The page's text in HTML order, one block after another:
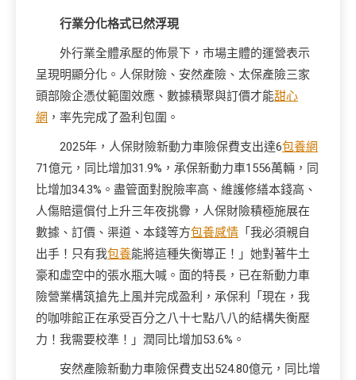
行業分化格式已然浮現
外行業全體承壓的佈景下，市場主體的運營表示
呈現明顯分化。人保財險、安然產險、太保產險三家
頭部險企憑仗範圍效應、數據積聚與訂價才能甜心
網 ，率先完成了盈利包圍。
2025年，人保財險新動力車險保費支出達6包養網
71億元，同比增加31.9%，承保新動力車1556萬輛，同
比增加34.3%。盡管面對脫險率高、維護修繕本錢高、
人傷賠還償付上升三年夜挑釁，人保財險積極施展在
數據、訂價、渠道、本錢等方包養感情 「我必須親自
出手！只有我包養能將這種失衡導正！」她對著牛土
豪和虛空中的張水瓶大喊。面的特長，已在新動力車
險營業構筑搶先上風并完成盈利，承保利「現在，我
的咖啡館正在承受百分之八十七點八八的結構失衡壓
力！我需要校準！」潤同比增加53.6%。
安然產險新動力車險保費支出524.80億元，同比增